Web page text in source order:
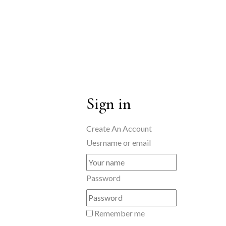
Sign in
Create An Account
Uesrname or email
Password
Remember me